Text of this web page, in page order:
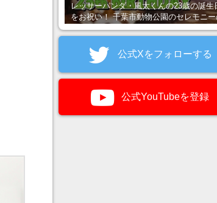
レッサーパンダ・風太くんの23歳の誕生
をお祝い！ 千葉市動物公園のセレモニ
公式Xをフォローする
公式YouTubeを登録